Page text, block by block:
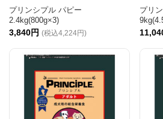
プリンシプル パピー
2.4kg(800g×3)
3,840円 (税込4,224円)
プリ